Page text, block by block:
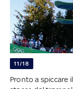
11/18
Pronto a spiccare